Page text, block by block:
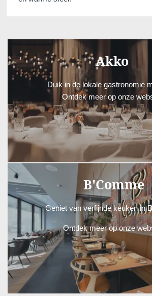
Akko
Duik in de lokale gastronomie
Ontdek meer op onze
AKKO
B'Comme
Geniet van verfijnde keuken in
Ontdek meer op onze
B'COMME